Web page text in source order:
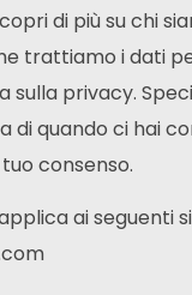
di più su chi
trattiamo i dati
privacy.
di quando ci hai
consenso.
ai seguenti